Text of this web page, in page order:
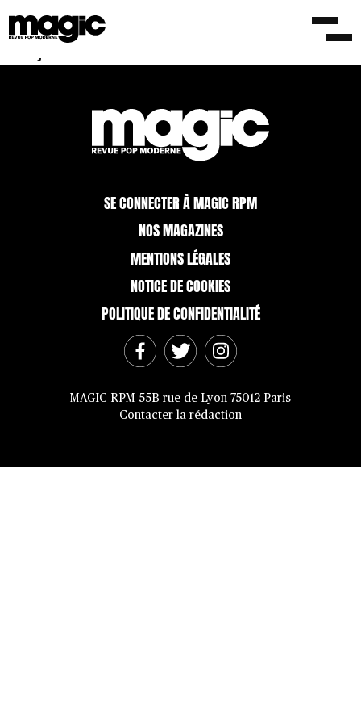
30/01/15
SE CONNECTER À MAGIC RPM
NOS MAGAZINES
MENTIONS LÉGALES
NOTICE DE COOKIES
POLITIQUE DE CONFIDENTIALITÉ
MAGIC RPM 55B rue de Lyon 75012 Paris
Contacter la rédaction